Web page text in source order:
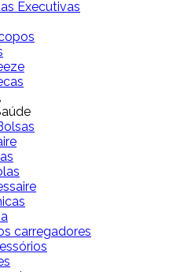
Executivas
carregadores